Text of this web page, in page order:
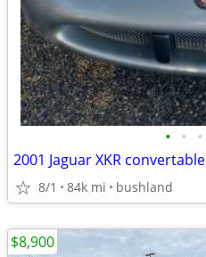
• • •
2001 Jaguar XKR convertable
8/1 84k mi bushland
$8,900